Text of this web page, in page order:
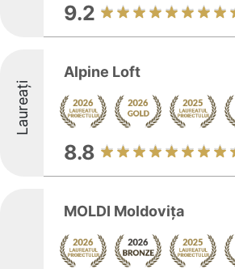
9.2
Laureați
Alpine Loft
8.8
MOLDI Moldovița